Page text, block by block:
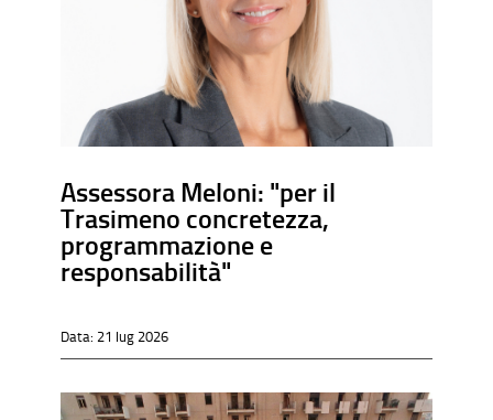
Assessora Meloni: "per il
Trasimeno concretezza,
programmazione e
responsabilità"
Data: 21 lug 2026